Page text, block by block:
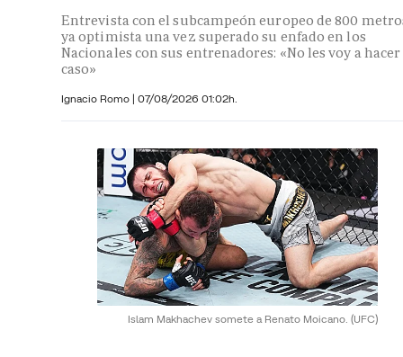
Entrevista con el subcampeón europeo de 800
ya optimista una vez superado su enfado en los
Nacionales con sus entrenadores: «No les voy a hacer
caso»
Ignacio Romo | 07/08/2026 01:02h.
Islam Makhachev somete a Renato Moicano. (UFC)